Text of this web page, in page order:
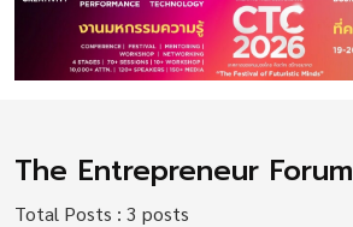
The Entrepreneur Forum
Total Posts : 3 posts